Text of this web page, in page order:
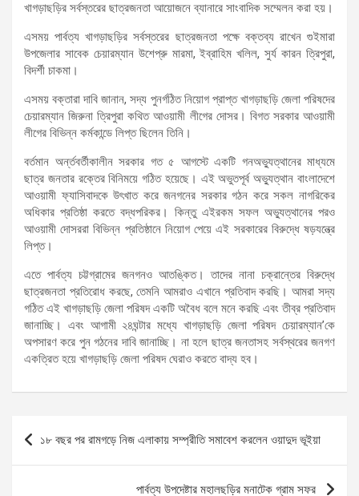
খাগড়াছড়ির সর্বস্তরের ছাত্রজনতা আয়োজনে ব্যানারে সাংবাদিক সম্মেলন করা হয়।
এসময় পার্বত্য খাগড়াছড়ির সর্বস্তরের ছাত্রজনতা পক্ষে বক্তব্য রাখেন গুইমারা
উপজেলার সাবেক চেয়ারম্যান উশেপ্রু মারমা, ইব্রাহিম খলিল, সুর্য কারন ত্রিপুরা,
বিদর্শী চাকমা।
এসময় বক্তারা দাবি জানান, সদ্য পুনর্গঠিত নিয়োগ প্রাপ্ত খাগড়াছড়ি জেলা পরিষদের
চেয়ারম্যান জিরুনা ত্রিপুরা কথিত আওয়ামী লীগের দোসর। বিগত সরকার আওয়ামী
লীগের বিভিন্ন কর্মকান্ডে লিপ্ত ছিলেন তিনি।
বর্তমান অর্ন্তবর্তীকালীন সরকার গত ৫ আগস্টে একটি গনঅভ্যুত্থানের মাধ্যমে
ছাত্র জনতার রক্তের বিনিময়ে গঠিত হয়েছে। এই অভুতপূর্ব অভ্যুত্থান বাংলাদেশে
আওয়ামী ফ্যাসিবাদকে উৎখাত করে জনগনের সরকার গঠন করে সকল নাগরিকের
অধিকার প্রতিষ্ঠা করতে বদ্ধপরিকর। কিন্তু এইরকম সফল অভ্যুত্থানের পরও
আওয়ামী দোসররা বিভিন্ন প্রতিষ্ঠানে নিয়োগ পেয়ে এই সরকারের বিরুদ্ধে ষড়যন্ত্রে
লিপ্ত।
এতে পার্বত্য চট্টগ্রামের জনগনও আতঙ্কিত। তাদের নানা চক্রান্তের বিরুদ্ধে
ছাত্রজনতা প্রতিরোধ করছে, তেমনি আমরাও এখানে প্রতিবাদ করছি। আমরা সদ্য
গঠিত এই খাগড়াছড়ি জেলা পরিষদ একটি অবৈধ বলে মনে করছি এবং তীব্র প্রতিবাদ
জানাচ্ছি। এবং আগামী ২৪ঘন্টার মধ্যে খাগড়াছড়ি জেলা পরিষদ চেয়ারম্যান’কে
অপসারণ করে পুন গঠনের দাবি জানাচ্ছি। না হলে ছাত্র জনতাসহ সর্বস্থরের জনগণ
একত্রিত হয়ে খাগড়াছড়ি জেলা পরিষদ ঘেরাও করতে বাদ্য হব।
Post
navigation
১৮ বছর পর রামগড়ে নিজ এলাকায় সম্প্রীতি সমাবেশ করলেন ওয়াদুদ ভূইয়া
পার্বত্য উপদেষ্টার মহালছড়ির মনাটেক গ্রাম সফর